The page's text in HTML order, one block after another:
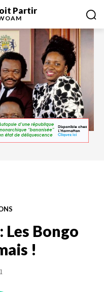
Partir
et, à droite, Pascaline, ex-épouse
/ MPTV / Bureau233
Les Bongo
!